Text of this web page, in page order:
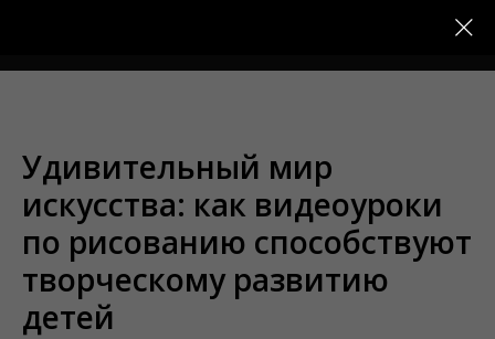
Удивительный мир
искусства: как видеоуроки
по рисованию способствуют
творческому развитию
детей